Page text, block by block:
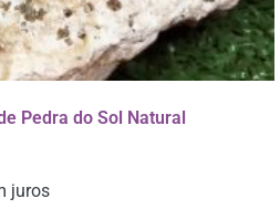
Pedra do Sol Natural
juros